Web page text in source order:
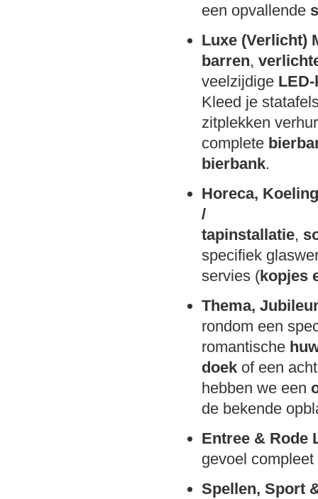
een opvallende
Luxe (Verlicht)
barren,
veelzijdige
Kleed je
zitplekken
complete
bierbank.
Horeca,
/
tapinstallatie,
specifiek
servies (kopjes
Thema,
rondom een
romantische
doek of een
hebben we een
de bekende
Entree & Rode
gevoel
Spellen, Sport